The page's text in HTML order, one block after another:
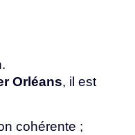
Orléans, il est
cohérente ;